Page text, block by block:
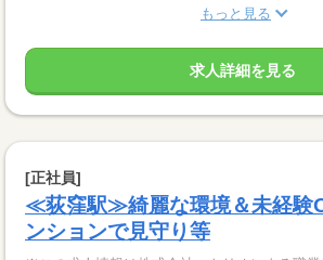
もっと見る
求人詳細を見る
[正社員]
≪荻窪駅≫綺麗な環境＆未経験
ンションで見守り等